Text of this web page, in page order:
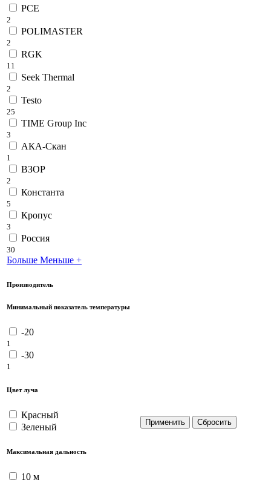
PCE
2
POLIMASTER
2
RGK
11
Seek Thermal
2
Testo
25
TIME Group Inc
3
АКА-Скан
1
ВЗОР
2
Константа
5
Кропус
3
Россия
30
Больше Меньше +
Производитель
Минимальный показатель температуры
-20
1
-30
1
Цвет луча
Красный
Зеленый
Максимальная дальность
10 м